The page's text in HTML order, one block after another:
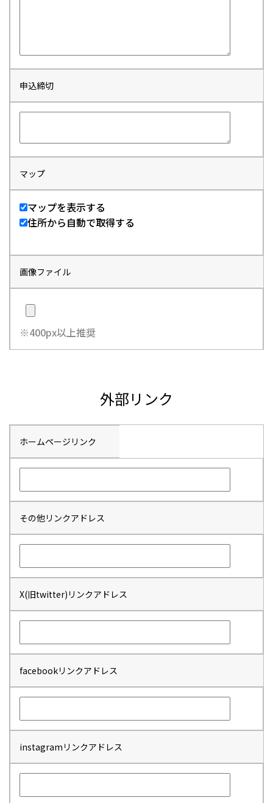
申込締切
マップ
マップを表示する
住所から自動で取得する
画像ファイル
※400px以上推奨
外部リンク
ホームページリンク
その他リンクアドレス
X(旧twitter)リンクアドレス
facebookリンクアドレス
instagramリンクアドレス